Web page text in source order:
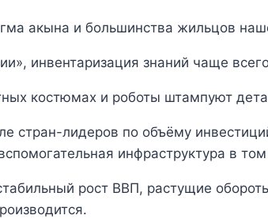
акына и большинства жильцов
инвентаризация знаний чаще
стран-лидеров по объёму
инфраструктура в
рост ВВП, растущие